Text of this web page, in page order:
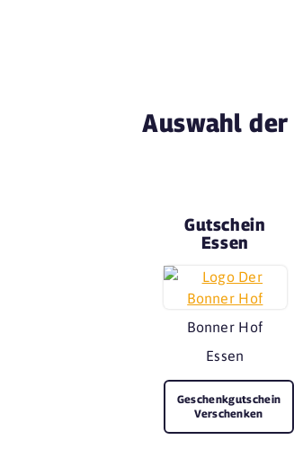
Auswahl der
Gutschein
Essen
Bonner Hof
Essen
Geschenkgutschein
Verschenken